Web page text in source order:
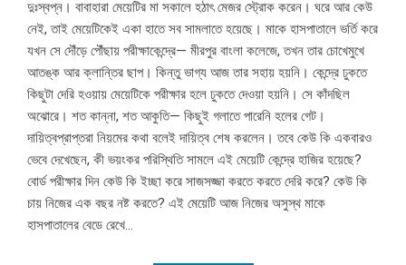
দুঃস্বপ্ন। বাবাহারা মেয়েটির মা সকালে হঠাৎ মেজর স্ট্রোক করেন। ঘরে আর কেউ
নেই, তাই মেয়েটিকেই একা হাতে সব সামলাতে হয়েছে। মাকে হাসপাতালে ভর্তি করে
যখন সে দৌঁড়ে পৌঁছায় পরীক্ষাকেন্দ্রে— মীরপুর বাংলা কলেজে, তখন তার চোখেমুখে
আতঙ্ক আর ক্লান্তির ছাপ। কিন্তু ভাগ্য আজ তার সহায় হয়নি। কেন্দ্রে ঢুকতে
কিছুটা দেরি হওয়ায় মেয়েটিকে পরীক্ষার হলে ঢুকতে দেওয়া হয়নি। সে কাঁদছিল
অঝোরে। শত কান্না, শত আকুতি— কিছুই গলাতে পারেনি হলের গেট।
দায়িত্বপ্রাপ্তরা নিয়মের কথা বলেই দায়িত্ব শেষ করলেন। তবে কেউ কি একবারও
ভেবে দেখেছেন, কী ভয়ংকর পরিস্থিতি সামলে এই মেয়েটি কেন্দ্রে হাজির হয়েছে?
বোর্ড পরীক্ষার দিন কেউ কি ইচ্ছা করে সাজসজ্জা করতে করতে দেরি করে? কেউ কি
চায় নিজের এক বছর নষ্ট করতে? এই মেয়েটি আজ নিজের অসুস্থ মাকে
হাসপাতালের বেডে রেখে...